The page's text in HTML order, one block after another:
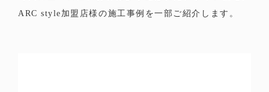
ARC style加盟店様の施工事例を一部ご紹介します。